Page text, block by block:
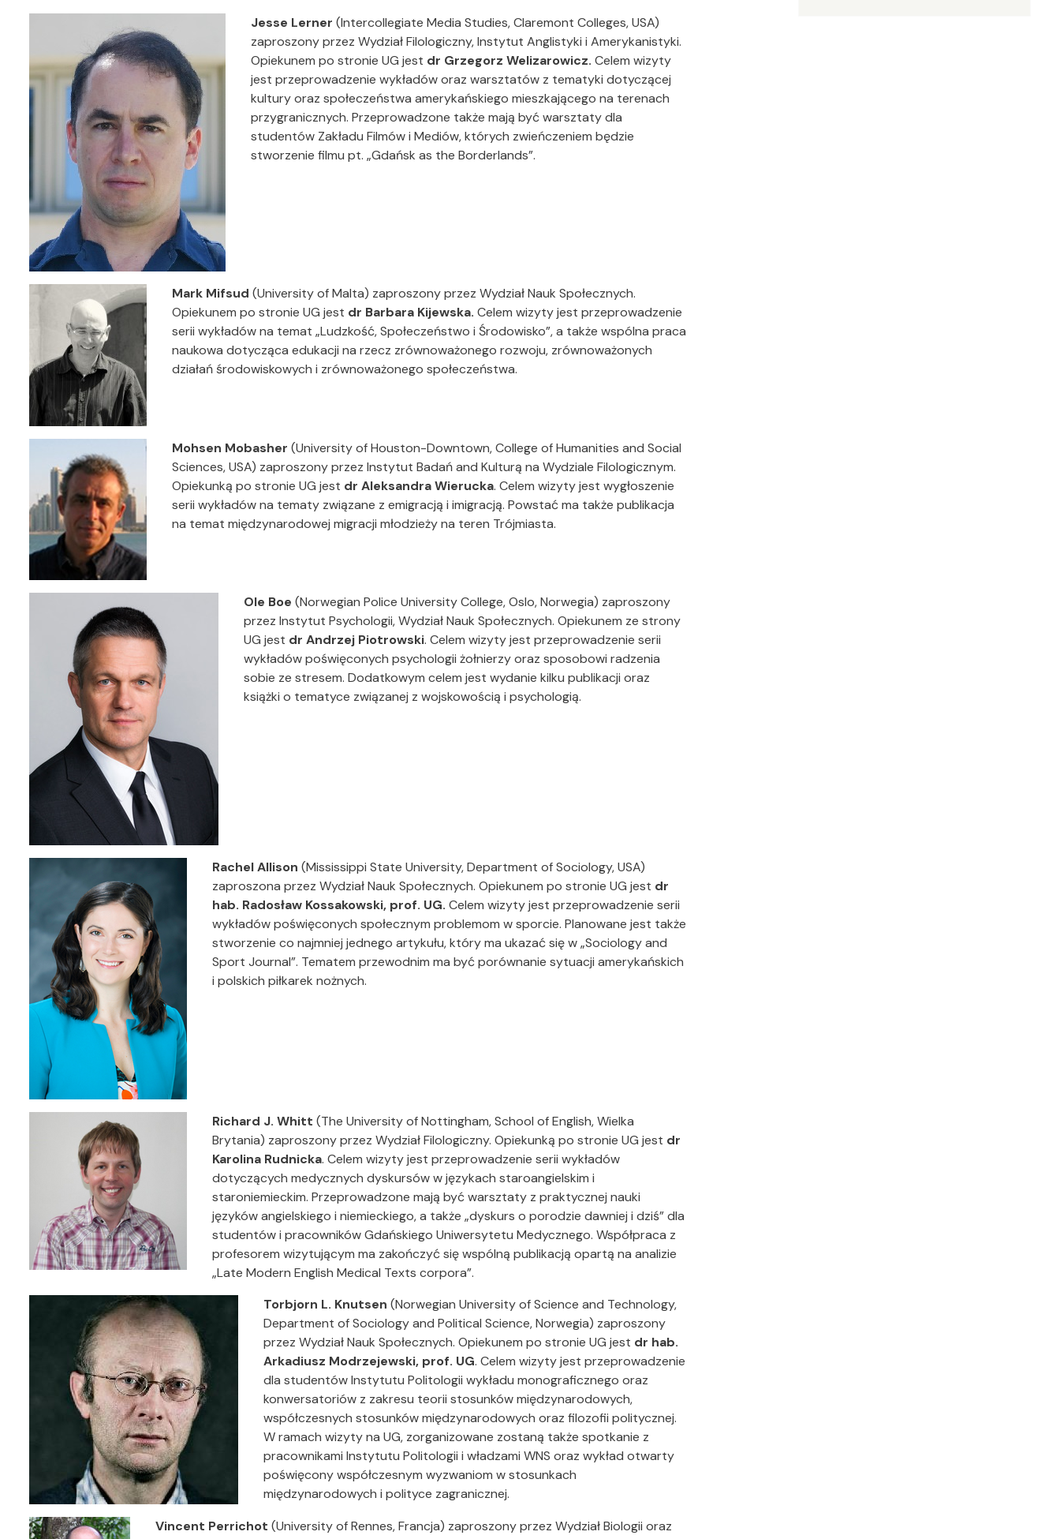
Jesse Lerner (Intercollegiate Media Studies, Claremont Colleges, USA)
zaproszony przez Wydział Filologiczny, Instytut Anglistyki i Amerykanistyki.
Opiekunem po stronie UG jest dr Grzegorz Welizarowicz. Celem wizyty
jest przeprowadzenie wykładów oraz warsztatów z tematyki dotyczącej
kultury oraz społeczeństwa amerykańskiego mieszkającego na terenach
przygranicznych. Przeprowadzone także mają być warsztaty dla
studentów Zakładu Filmów i Mediów, których zwieńczeniem będzie
stworzenie filmu pt. „Gdańsk as the Borderlands”.
Mark Mifsud (University of Malta) zaproszony przez Wydział Nauk Społecznych.
Opiekunem po stronie UG jest dr Barbara Kijewska. Celem wizyty jest przeprowadzenie
serii wykładów na temat „Ludzkość, Społeczeństwo i Środowisko”, a także wspólna praca
naukowa dotycząca edukacji na rzecz zrównoważonego rozwoju, zrównoważonych
działań środowiskowych i zrównoważonego społeczeństwa.
Mohsen Mobasher (University of Houston-Downtown, College of Humanities and Social
Sciences, USA) zaproszony przez Instytut Badań and Kulturą na Wydziale Filologicznym.
Opiekunką po stronie UG jest dr Aleksandra Wierucka. Celem wizyty jest wygłoszenie
serii wykładów na tematy związane z emigracją i imigracją. Powstać ma także publikacja
na temat międzynarodowej migracji młodzieży na teren Trójmiasta.
Ole Boe (Norwegian Police University College, Oslo, Norwegia) zaproszony
przez Instytut Psychologii, Wydział Nauk Społecznych. Opiekunem ze strony
UG jest dr Andrzej Piotrowski. Celem wizyty jest przeprowadzenie serii
wykładów poświęconych psychologii żołnierzy oraz sposobowi radzenia
sobie ze stresem. Dodatkowym celem jest wydanie kilku publikacji oraz
książki o tematyce związanej z wojskowością i psychologią.
Rachel Allison (Mississippi State University, Department of Sociology, USA)
zaproszona przez Wydział Nauk Społecznych. Opiekunem po stronie UG jest dr
hab. Radosław Kossakowski, prof. UG. Celem wizyty jest przeprowadzenie serii
wykładów poświęconych społecznym problemom w sporcie. Planowane jest także
stworzenie co najmniej jednego artykułu, który ma ukazać się w „Sociology and
Sport Journal”. Tematem przewodnim ma być porównanie sytuacji amerykańskich
i polskich piłkarek nożnych.
Richard J. Whitt (The University of Nottingham, School of English, Wielka
Brytania) zaproszony przez Wydział Filologiczny. Opiekunką po stronie UG jest dr
Karolina Rudnicka. Celem wizyty jest przeprowadzenie serii wykładów
dotyczących medycznych dyskursów w językach staroangielskim i
staroniemieckim. Przeprowadzone mają być warsztaty z praktycznej nauki
języków angielskiego i niemieckiego, a także „dyskurs o porodzie dawniej i dziś” dla
studentów i pracowników Gdańskiego Uniwersytetu Medycznego. Współpraca z
profesorem wizytującym ma zakończyć się wspólną publikacją opartą na analizie
„Late Modern English Medical Texts corpora”.
Torbjorn L. Knutsen (Norwegian University of Science and Technology,
Department of Sociology and Political Science, Norwegia) zaproszony
przez Wydział Nauk Społecznych. Opiekunem po stronie UG jest dr hab.
Arkadiusz Modrzejewski, prof. UG. Celem wizyty jest przeprowadzenie
dla studentów Instytutu Politologii wykładu monograficznego oraz
konwersatoriów z zakresu teorii stosunków międzynarodowych,
współczesnych stosunków międzynarodowych oraz filozofii politycznej.
W ramach wizyty na UG, zorganizowane zostaną także spotkanie z
pracownikami Instytutu Politologii i władzami WNS oraz wykład otwarty
poświęcony współczesnym wyzwaniom w stosunkach
międzynarodowych i polityce zagranicznej.
Vincent Perrichot (University of Rennes, Francja) zaproszony przez Wydział Biologii oraz